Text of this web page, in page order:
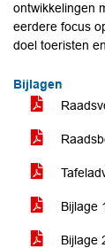
ontwikkelingen
eerdere focus
doel toeristen
Bijlagen
Bijlage
Bijlage